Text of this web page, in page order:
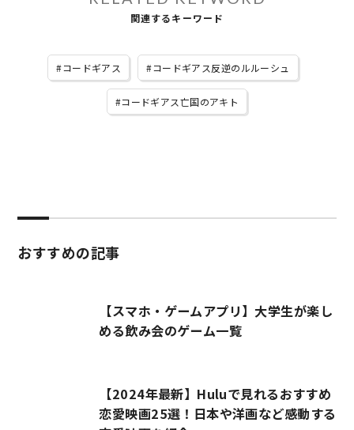
関連するキーワード
コードギアス コードギアス反逆のルルーシュ
コードギアス亡国のアキト
おすすめの記事
【スマホ・ゲームアプリ】大学生が楽し
める飲み会のゲーム一覧
【2024年最新】Huluで見れるおすすめ
恋愛映画25選！日本や洋画など感動する